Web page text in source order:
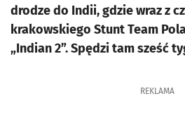
drodze do Indii, gdzie wraz z
krakowskiego Stunt Team
„Indian 2”. Spędzi tam sześć
REKLAMA